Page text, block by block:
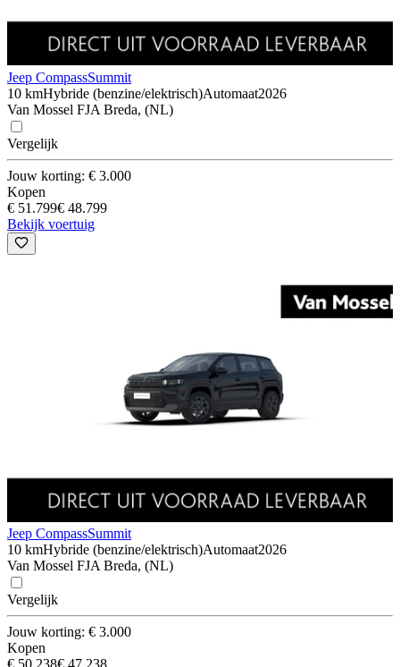
Jeep CompassSummit
10 kmHybride (benzine/elektrisch)Automaat2026
Van Mossel FJA Breda, (NL)
Vergelijk
Jouw korting: € 3.000
Kopen
€ 51.799€ 48.799
Bekijk voertuig
Jeep CompassSummit
10 kmHybride (benzine/elektrisch)Automaat2026
Van Mossel FJA Breda, (NL)
Vergelijk
Jouw korting: € 3.000
Kopen
€ 50.238€ 47.238